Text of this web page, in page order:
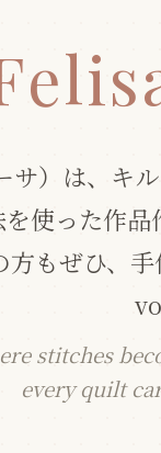
サ）は、キ
を使った作
方もぜひ、
stitches
every quilt